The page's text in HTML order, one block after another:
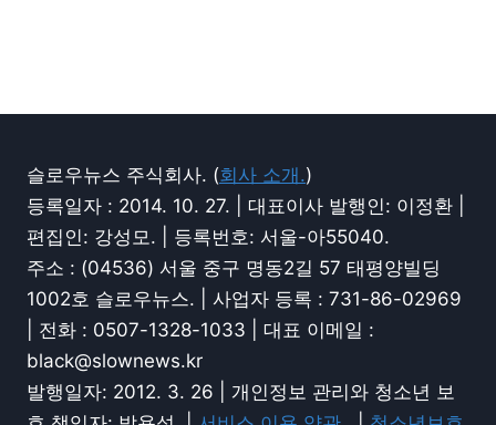
슬로우뉴스 주식회사. (회사 소개.)
등록일자 : 2014. 10. 27. | 대표이사 발행인: 이정환 |
편집인: 강성모. | 등록번호: 서울-아55040.
주소 : (04536) 서울 중구 명동2길 57 태평양빌딩
1002호 슬로우뉴스. | 사업자 등록 : 731-86-02969
| 전화 : 0507-1328-1033 | 대표 이메일 :
black@slownews.kr
발행일자: 2012. 3. 26 | 개인정보 관리와 청소년 보